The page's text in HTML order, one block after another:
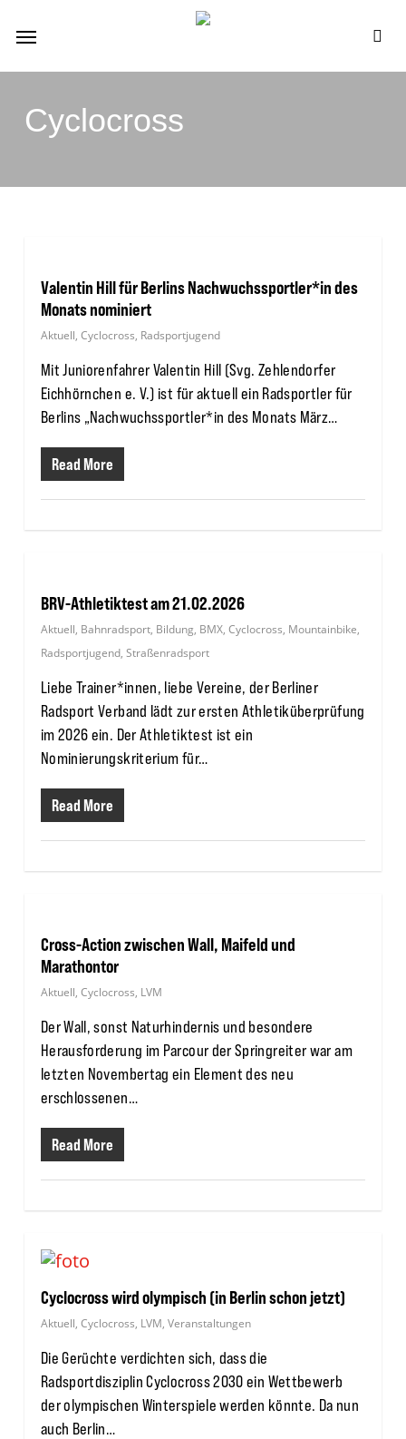
Menu
Cyclocross
Valentin Hill für Berlins Nachwuchssportler*in des
Monats nominiert
Aktuell, Cyclocross, Radsportjugend
Mit Juniorenfahrer Valentin Hill (Svg. Zehlendorfer
Eichhörnchen e. V.) ist für aktuell ein Radsportler für
Berlins „Nachwuchssportler*in des Monats März…
Read More
BRV-Athletiktest am 21.02.2026
Aktuell, Bahnradsport, Bildung, BMX, Cyclocross, Mountainbike,
Radsportjugend, Straßenradsport
Liebe Trainer*innen, liebe Vereine, der Berliner
Radsport Verband lädt zur ersten Athletiküberprüfung
im 2026 ein. Der Athletiktest ist ein
Nominierungskriterium für…
Read More
Cross-Action zwischen Wall, Maifeld und
Marathontor
Aktuell, Cyclocross, LVM
Der Wall, sonst Naturhindernis und besondere
Herausforderung im Parcour der Springreiter war am
letzten Novembertag ein Element des neu
erschlossenen…
Read More
Cyclocross wird olympisch (in Berlin schon jetzt)
Aktuell, Cyclocross, LVM, Veranstaltungen
Die Gerüchte verdichten sich, dass die
Radsportdisziplin Cyclocross 2030 ein Wettbewerb
der olympischen Winterspiele werden könnte. Da nun
auch Berlin…